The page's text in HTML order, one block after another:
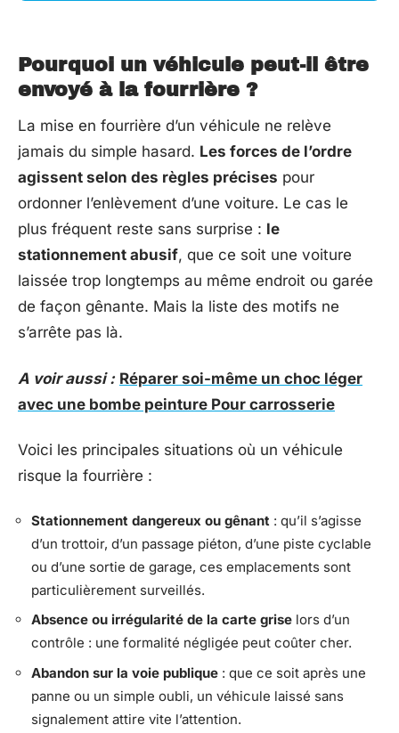
Pourquoi un véhicule peut-il être
envoyé à la fourrière ?
La mise en fourrière d’un véhicule ne relève
jamais du simple hasard. Les forces de l’ordre
agissent selon des règles précises pour
ordonner l’enlèvement d’une voiture. Le cas le
plus fréquent reste sans surprise : le
stationnement abusif, que ce soit une voiture
laissée trop longtemps au même endroit ou garée
de façon gênante. Mais la liste des motifs ne
s’arrête pas là.
A voir aussi : Réparer soi-même un choc léger
avec une bombe peinture Pour carrosserie
Voici les principales situations où un véhicule
risque la fourrière :
Stationnement dangereux ou gênant : qu’il s’agisse
d’un trottoir, d’un passage piéton, d’une piste cyclable
ou d’une sortie de garage, ces emplacements sont
particulièrement surveillés.
Absence ou irrégularité de la carte grise lors d’un
contrôle : une formalité négligée peut coûter cher.
Abandon sur la voie publique : que ce soit après une
panne ou un simple oubli, un véhicule laissé sans
signalement attire vite l’attention.